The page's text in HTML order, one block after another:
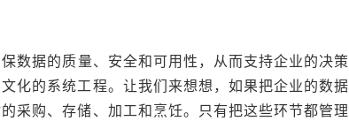
数据的质量、安全和可用性，从而支持企业的决策
化的系统工程。让我们来想想，如果把企业的数据
采购、存储、加工和烹饪。只有把这些环节都管理